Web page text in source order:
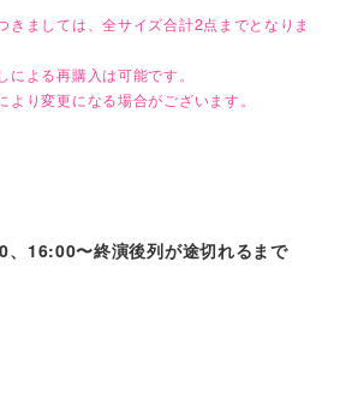
きましては、全サイズ合計2点までとなりま
よる再購入は可能です。
り変更になる場合がございます。
16:00〜終演後列が途切れるまで